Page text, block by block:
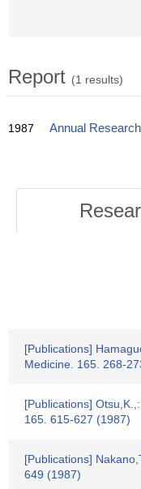
Report (1 results)
1987 Annual
[Publications]
Medicine. 165. 268-
[Publications]
165. 615-627 (1987)
[Publications]
649 (1987)